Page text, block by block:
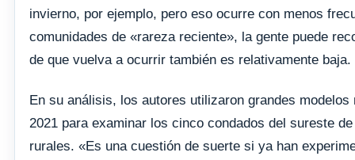
invierno, por ejemplo, pero eso ocurre con menos
comunidades de «rareza reciente», la gente puede
de que vuelva a ocurrir también es relativamente baja.
En su análisis, los autores utilizaron grandes
2021 para examinar los cinco condados del sureste
rurales. «Es una cuestión de suerte si ya han